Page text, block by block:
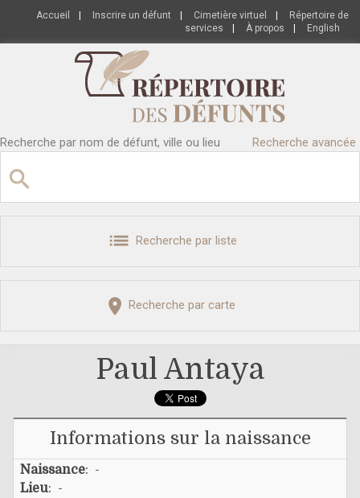
Accueil Inscrire un défunt Cimetière virtuel
Répertoire de
services
À propos English
Recherche par nom de défunt, ville ou lieu Recherche avancée
Recherche par liste
Recherche par carte
Paul Antaya
Informations sur la naissance
Naissance: -
Lieu: -